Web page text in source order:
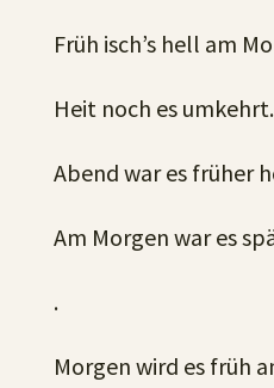
Früh isch’s hell am
Heit noch es umkehrt.
Abend war es früher
Am Morgen war es
.
Morgen wird es früh